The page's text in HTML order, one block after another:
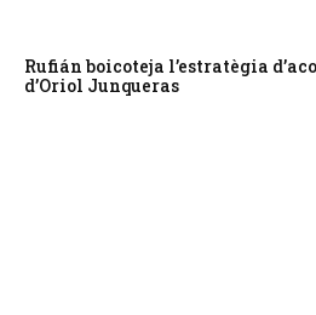
Rufián boicoteja l’estratègia
d’Oriol Junqueras